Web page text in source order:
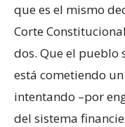
que es el mismo
Corte
dos. Que el pueblo
está cometiendo
intentando –por
del sistema